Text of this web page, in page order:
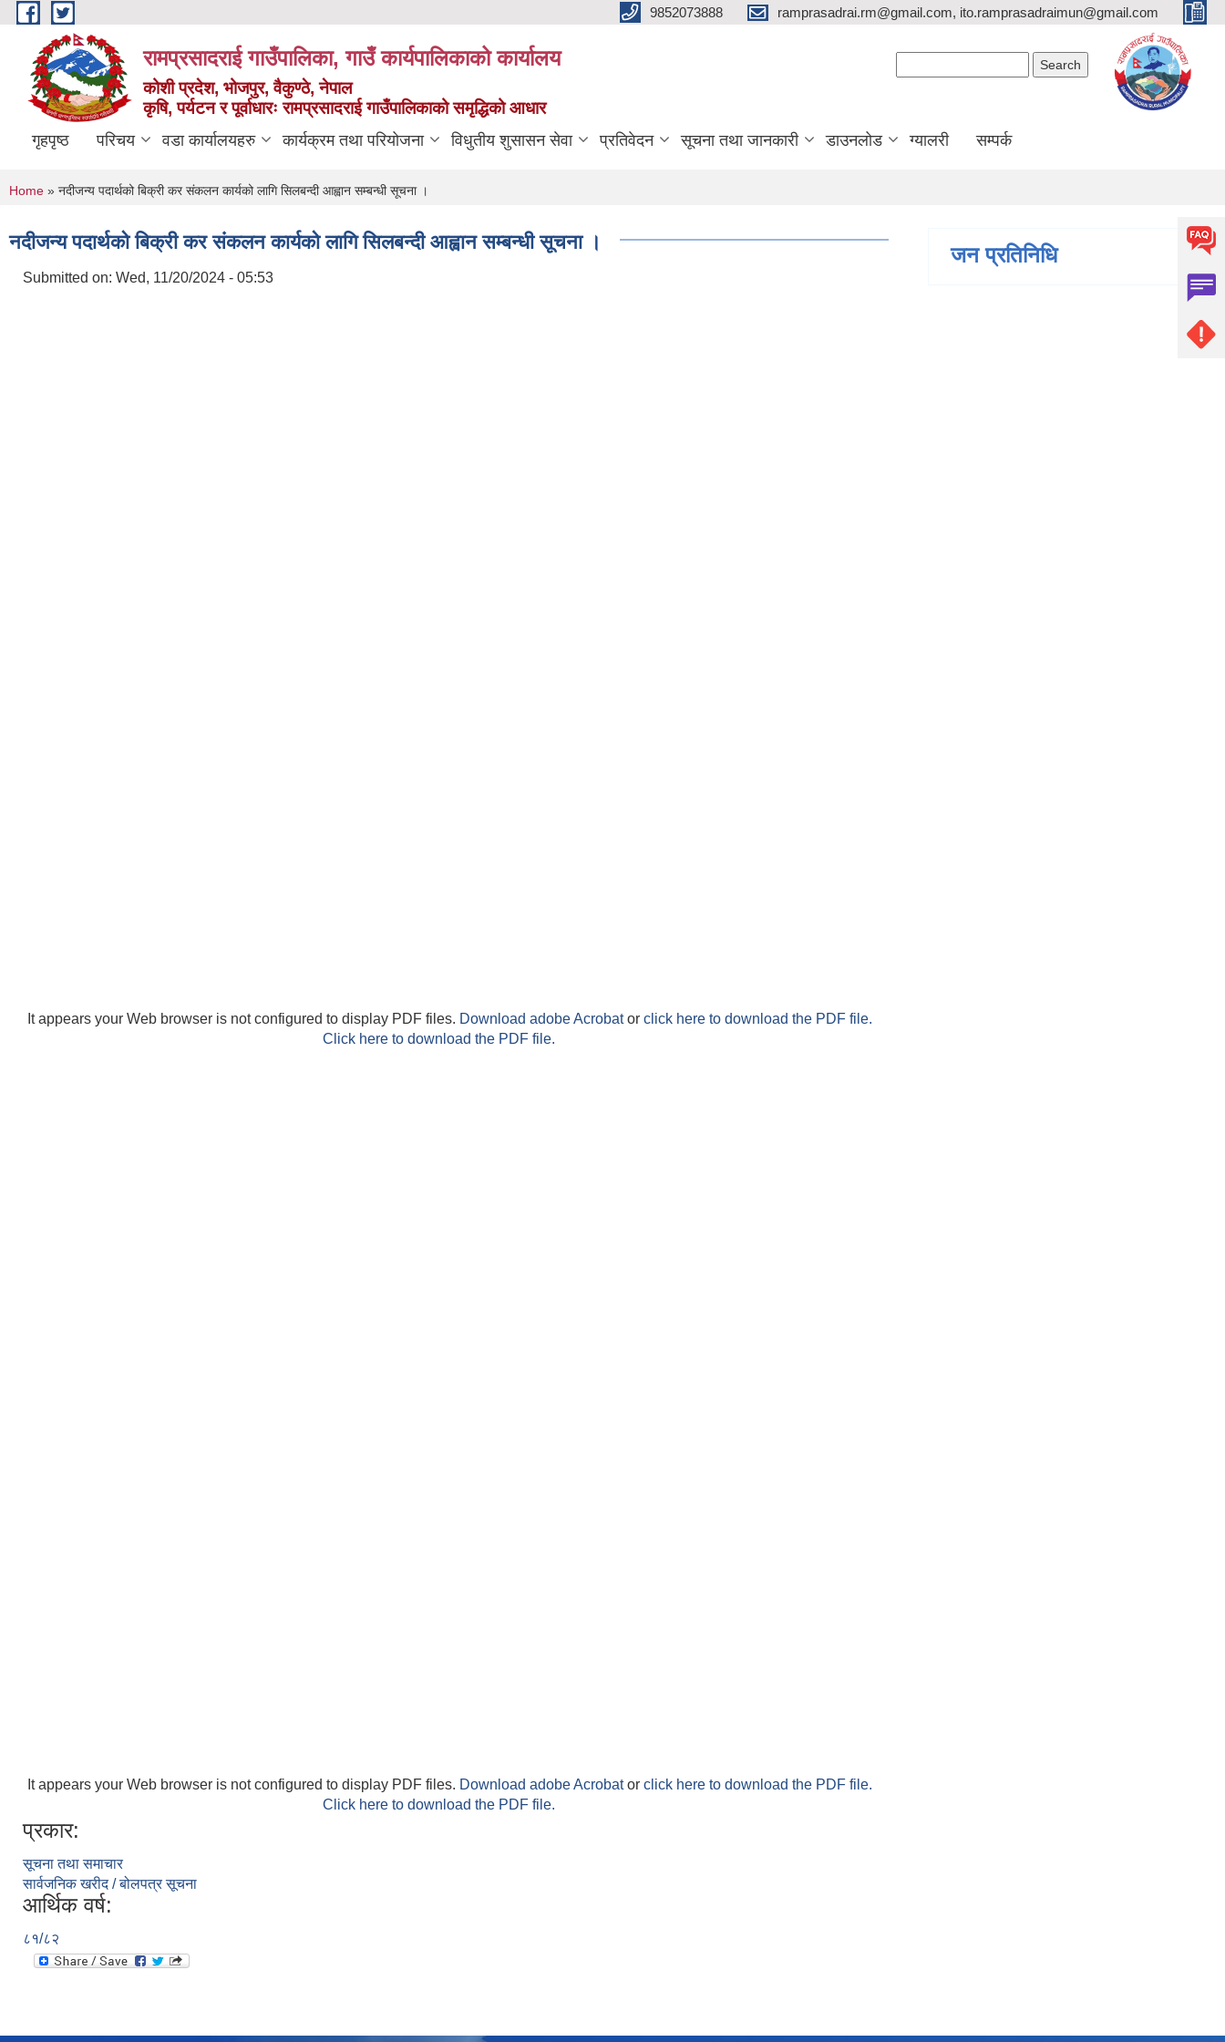
Skip to main content 9852073888 ramprasadrai.rm@gmail.com, ito.ramprasadraimun@gmail.com
रामप्रसादराई गाउँपालिका, गाउँ कार्यपालिकाको कार्यालय
कोशी प्रदेश, भोजपुर, वैकुण्ठे, नेपाल
कृषि, पर्यटन र पूर्वाधारः रामप्रसादराई गाउँपालिकाको समृद्धिको आधार
गृहपृष्ठ परिचय वडा कार्यालयहरु कार्यक्रम तथा परियोजना विधुतीय शुसासन सेवा प्रतिवेदन सूचना तथा जानकारी डाउनलोड ग्यालरी सम्पर्क
You are here
Home » नदीजन्य पदार्थको बिक्री कर संकलन कार्यको लागि सिलबन्दी आह्वान सम्बन्धी सूचना ।
नदीजन्य पदार्थको बिक्री कर संकलन कार्यको लागि सिलबन्दी आह्वान सम्बन्धी सूचना ।
Submitted on: Wed, 11/20/2024 - 05:53
It appears your Web browser is not configured to display PDF files. Download adobe Acrobator click here to download the PDF file.
Click here to download the PDF file.
It appears your Web browser is not configured to display PDF files. Download adobe Acrobator click here to download the PDF file.
Click here to download the PDF file.
प्रकार:
सूचना तथा समाचार
सार्वजनिक खरीद / बोलपत्र सूचना
आर्थिक वर्ष:
८१/८२
जन प्रतिनिधि